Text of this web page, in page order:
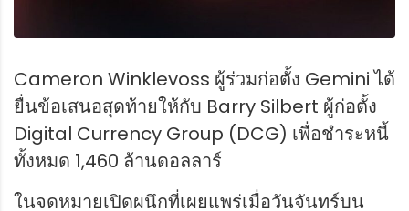
Cameron Winklevoss ผู้ร่วมก่อตั้ง Gemini ได้
ยื่นข้อเสนอสุดท้ายให้กับ Barry Silbert ผู้ก่อตั้ง
Digital Currency Group (DCG) เพื่อชำระหนี้
ทั้งหมด 1,460 ล้านดอลลาร์
ในจดหมายเปิดผนึกที่เผยแพร่เมื่อวันจันทร์บน